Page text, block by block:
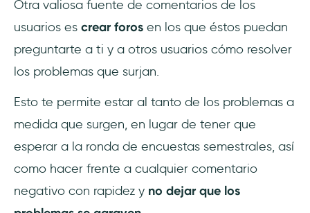
Otra valiosa fuente de comentarios de los
usuarios es crear foros en los que éstos puedan
preguntarte a ti y a otros usuarios cómo resolver
los problemas que surjan.
Esto te permite estar al tanto de los problemas a
medida que surgen, en lugar de tener que
esperar a la ronda de encuestas semestrales, así
como hacer frente a cualquier comentario
negativo con rapidez y no dejar que los